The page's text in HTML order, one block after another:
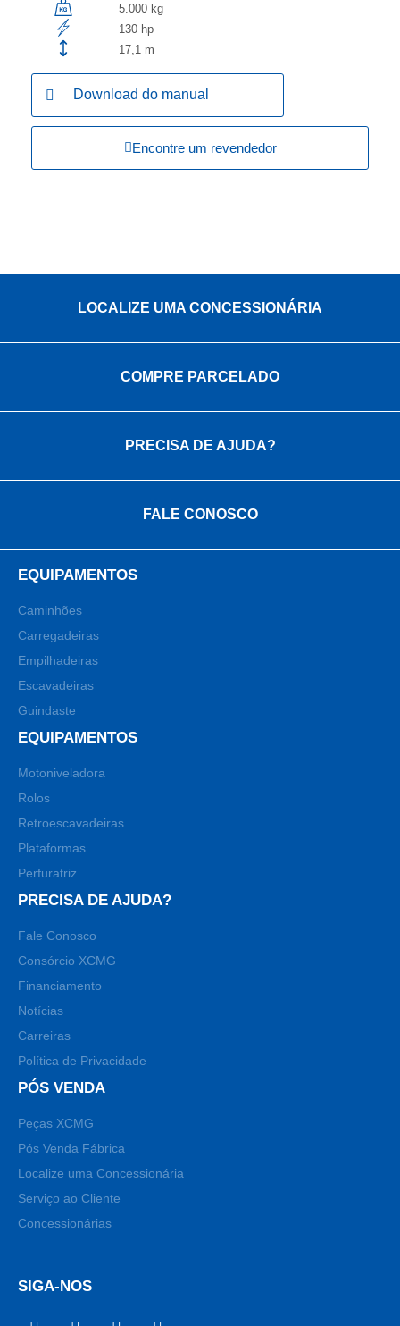
5.000 kg
130 hp
17,1 m
Download do manual
Encontre um revendedor
LOCALIZE UMA CONCESSIONÁRIA
COMPRE PARCELADO
PRECISA DE AJUDA?
FALE CONOSCO
EQUIPAMENTOS
Caminhões
Carregadeiras
Empilhadeiras
Escavadeiras
Guindaste
EQUIPAMENTOS
Motoniveladora
Rolos
Retroescavadeiras
Plataformas
Perfuratriz
PRECISA DE AJUDA?
Fale Conosco
Consórcio XCMG
Financiamento
Notícias
Carreiras
Política de Privacidade
PÓS VENDA
Peças XCMG
Pós Venda Fábrica
Localize uma Concessionária
Serviço ao Cliente
Concessionárias
SIGA-NOS